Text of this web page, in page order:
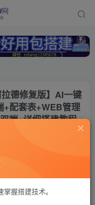
德修复版】AI一键
配套表+WEB管理
端+详细搭建教程
握搭建技术。